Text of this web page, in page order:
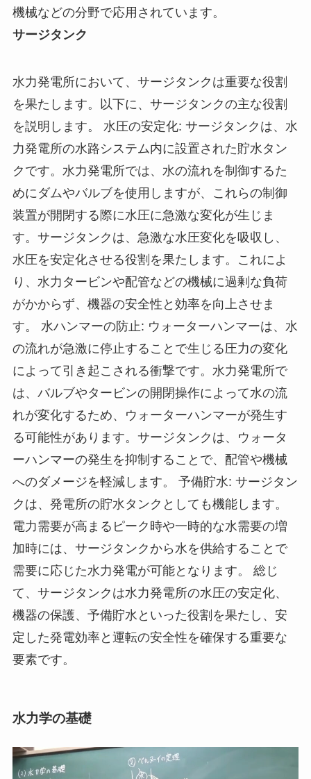
機械などの分野で応用されています。
サージタンク
水力発電所において、サージタンクは重要な役割
を果たします。以下に、サージタンクの主な役割
を説明します。 水圧の安定化: サージタンクは、水
力発電所の水路システム内に設置された貯水タン
クです。水力発電所では、水の流れを制御するた
めにダムやバルブを使用しますが、これらの制御
装置が開閉する際に水圧に急激な変化が生じま
す。サージタンクは、急激な水圧変化を吸収し、
水圧を安定化させる役割を果たします。これによ
り、水力タービンや配管などの機械に過剰な負荷
がかからず、機器の安全性と効率を向上させま
す。 水ハンマーの防止: ウォーターハンマーは、水
の流れが急激に停止することで生じる圧力の変化
によって引き起こされる衝撃です。水力発電所で
は、バルブやタービンの開閉操作によって水の流
れが変化するため、ウォーターハンマーが発生す
る可能性があります。サージタンクは、ウォータ
ーハンマーの発生を抑制することで、配管や機械
へのダメージを軽減します。 予備貯水: サージタン
クは、発電所の貯水タンクとしても機能します。
電力需要が高まるピーク時や一時的な水需要の増
加時には、サージタンクから水を供給することで
需要に応じた水力発電が可能となります。 総じ
て、サージタンクは水力発電所の水圧の安定化、
機器の保護、予備貯水といった役割を果たし、安
定した発電効率と運転の安全性を確保する重要な
要素です。
水力学の基礎